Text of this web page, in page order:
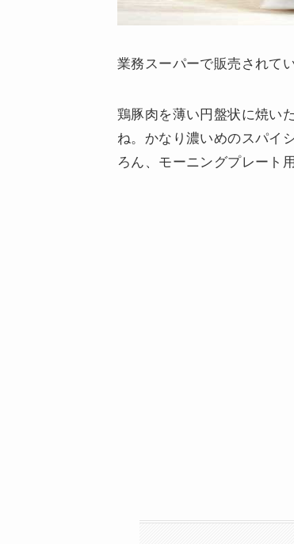
業務スーパーで販売されて
鶏豚肉を薄い円盤状に焼い
ね。かなり濃いめのスパイ
ろん、モーニングプレート